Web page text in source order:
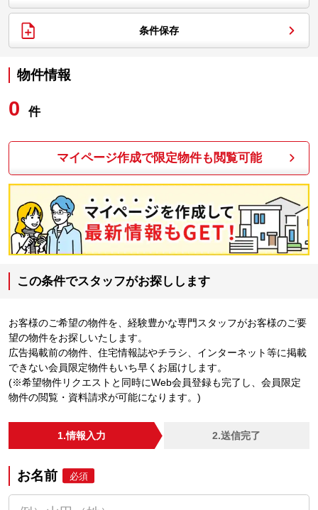
条件保存
物件情報
0 件
マイページ作成で限定物件も閲覧可能
この条件でスタッフがお探しします
お客様のご希望の物件を、経験豊かな専門スタッフがお客様のご要
望の物件をお探しいたします。
広告掲載前の物件、住宅情報誌やチラシ、インターネット等に掲載
できない会員限定物件もいち早くお届けします。
(※希望物件リクエストと同時にWeb会員登録も完了し、会員限定
物件の閲覧・資料請求が可能になります。)
1.情報入力 2.送信完了
お名前 必須